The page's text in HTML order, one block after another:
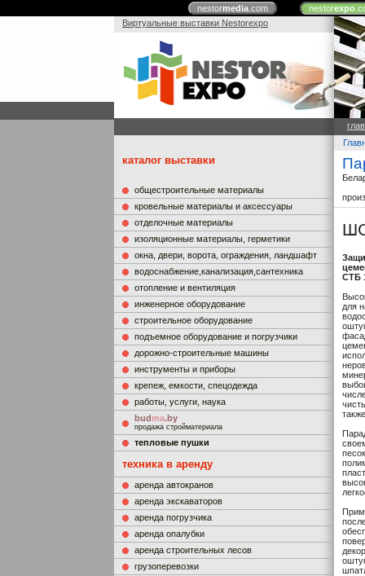
nestormedia.com nestorexpo
Виртуальные выставки Nestorexpo
каталог выставки
общестроительные материалы
кровельные материалы и аксессуары
отделочные материалы
изоляционные материалы, герметики
окна, двери, ворота, ограждения, ландшафт
водоснабжение,канализация,сантехника
отопление и вентиляция
инженерное оборудование
строительное оборудование
подъемное оборудование и погрузчики
дорожно-строительные машины
инструменты и приборы
крепеж, емкости, спецодежда
работы, услуги, наука
budma.by
продажа стройматериала
тепловые пушки
техника в аренду
аренда автокранов
аренда экскаваторов
аренда погрузчика
аренда опалубки
аренда строительных лесов
грузоперевозки
СТБ
для